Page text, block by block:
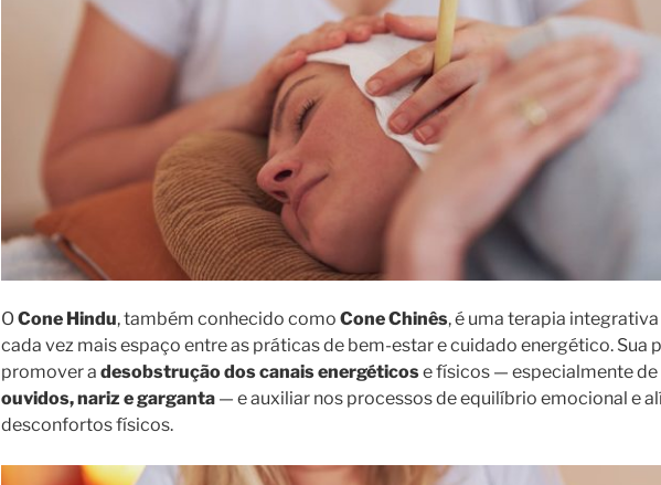
OCone Hindu, também conhecido como Cone Chinês, é uma terapia
cada vez mais espaço entre as práticas de bem-estar e cuidado energético. Sua
promover a desobstrução dos canais energéticose físicos — especialmente
ouvidos, nariz e garganta — e auxiliar nos processos de equilíbrio emocional e
desconfortos físicos.